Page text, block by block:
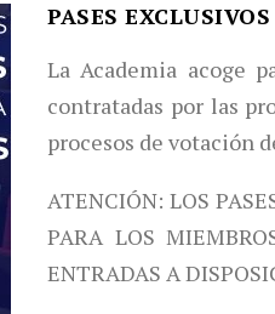
PASES
La Academia acoge
contratadas por las
procesos de votación
ATENCIÓN: LOS
PARA LOS
ENTRADAS A